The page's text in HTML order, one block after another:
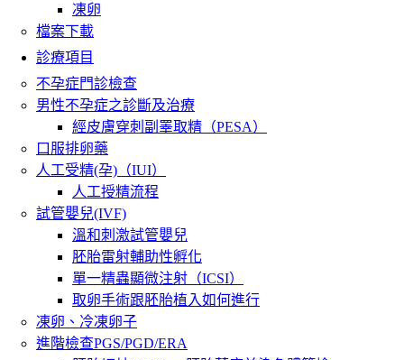
凍卵
檔案下載
診療項目
不孕症門診檢查
男性不孕症之診斷及治療
經皮膚穿刺副睪取精（PESA）
口服排卵藥
人工受精(孕)（IUI）
人工授精流程
試管嬰兒(IVF)
溫和刺激試管嬰兒
胚胎雷射輔助性孵化
單一精蟲顯微注射（ICSI）
取卵手術跟胚胎植入如何進行
凍卵、冷凍卵子
進階檢查PGS/PGD/ERA